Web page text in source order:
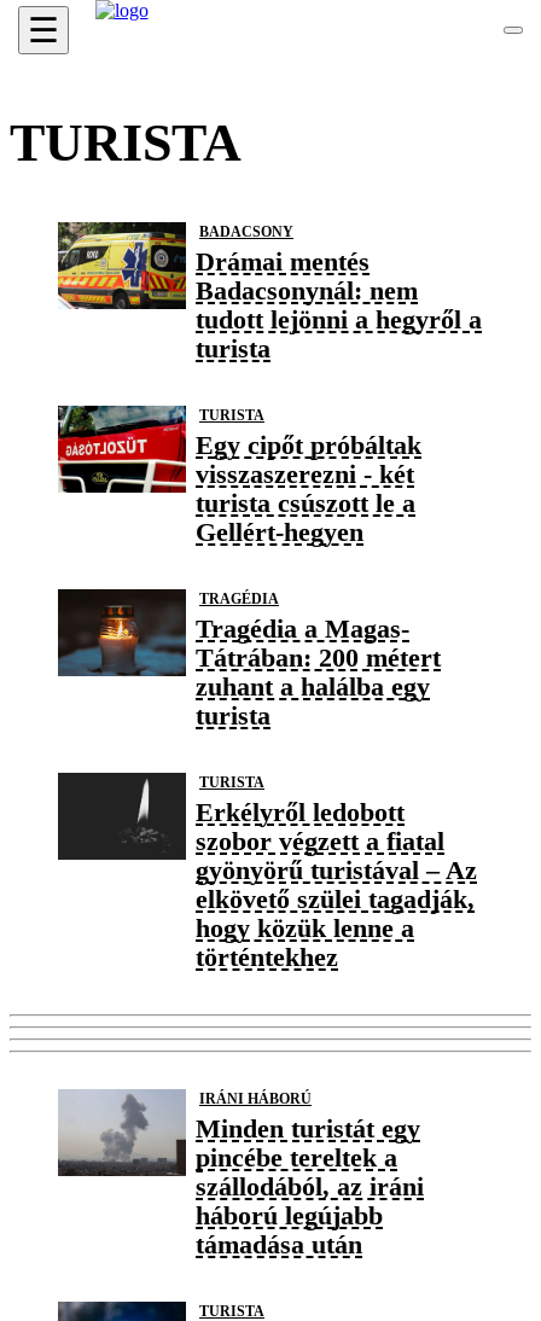
☰
TURISTA
BADACSONY
Drámai mentés
Badacsonynál: nem
tudott lejönni a hegyről a
turista
TURISTA
Egy cipőt próbáltak
visszaszerezni - két
turista csúszott le a
Gellért-hegyen
TRAGÉDIA
Tragédia a Magas-
Tátrában: 200 métert
zuhant a halálba egy
turista
TURISTA
Erkélyről ledobott
szobor végzett a fiatal
gyönyörű turistával – Az
elkövető szülei tagadják,
hogy közük lenne a
történtekhez
IRÁNI HÁBORÚ
Minden turistát egy
pincébe tereltek a
szállodából, az iráni
háború legújabb
támadása után
TURISTA